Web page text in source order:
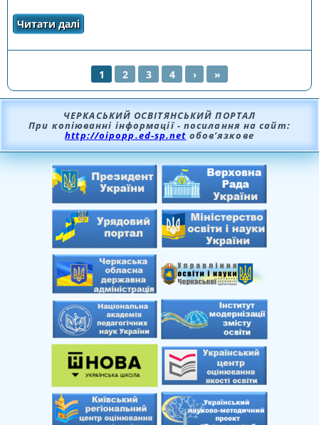
Читати далі
використання класними керівниками,
годинах, годинах спілкування з учнями 1-11
класів.
СТОРІНКИ
1 2 3 4 › »
ЧЕРКАСЬКИЙ ОСВІТЯНСЬКИЙ ПОРТАЛ
При копіюванні інформації - посилання на сайт:
http://oipopp.ed-sp.net обов’язкове